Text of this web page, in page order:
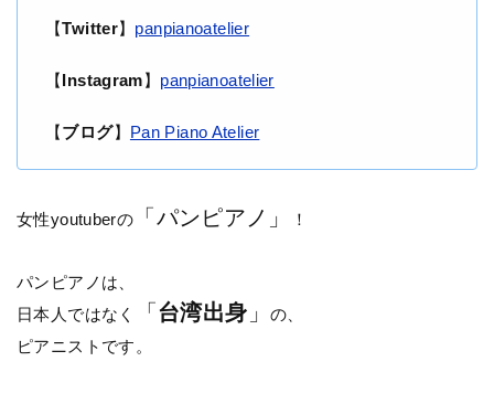
【Twitter】 panpianoatelier
【Instagram】 panpianoatelier
【ブログ】 Pan Piano Atelier
女性youtuberの 「パンピアノ」 ！
パンピアノは、
日本人ではなく
「 台湾出身 」
の、
ピアニストです。